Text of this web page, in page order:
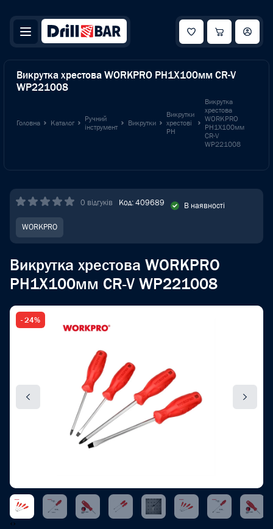
Викрутка хрестова WORKPRO PH1X100мм CR-V
WP221008
Головна Каталог
Ручний
інструмент
Викрутки
Викрутки
хрестові
PH
Викрутка
хрестова
WORKPRO
PH1X100мм
CR-V
WP221008
0 відгуків Код: 409689 В наявності
WORKPRO
Викрутка хрестова WORKPRO
PH1X100мм CR-V WP221008
- 24%
‹›